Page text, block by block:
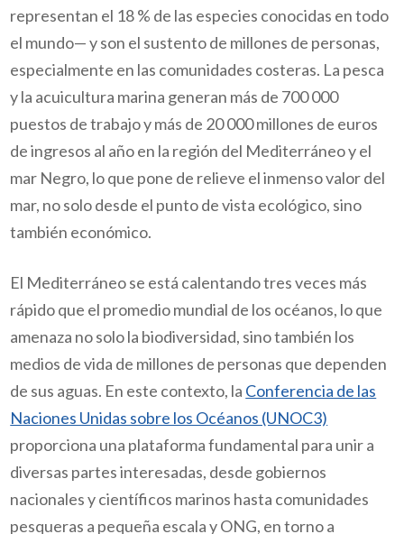
representan el 18 % de las especies conocidas en todo
el mundo— y son el sustento de millones de personas,
especialmente en las comunidades costeras. La pesca
y la acuicultura marina generan más de 700 000
puestos de trabajo y más de 20 000 millones de euros
de ingresos al año en la región del Mediterráneo y el
mar Negro, lo que pone de relieve el inmenso valor del
mar, no solo desde el punto de vista ecológico, sino
también económico.
El Mediterráneo se está calentando tres veces más
rápido que el promedio mundial de los océanos, lo que
amenaza no solo la biodiversidad, sino también los
medios de vida de millones de personas que dependen
de sus aguas. En este contexto, la Conferencia de las
Naciones Unidas sobre los Océanos (UNOC3)
proporciona una plataforma fundamental para unir a
diversas partes interesadas, desde gobiernos
nacionales y científicos marinos hasta comunidades
pesqueras a pequeña escala y ONG, en torno a